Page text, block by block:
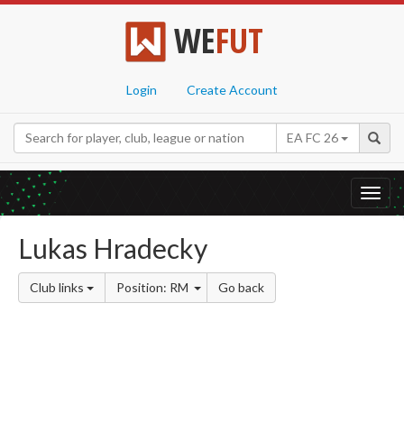
WEFUT
Login Create Account
EA FC 26
Lukas Hradecky
Club links Position: RM Go back